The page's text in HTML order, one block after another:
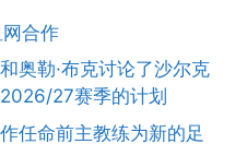
合作
奥勒·布克讨论了沙尔克
27赛季的计划
任命前主教练为新的足